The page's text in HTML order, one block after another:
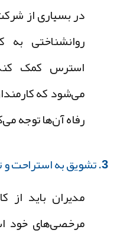
در بسیاری از
روانشناختی به
استرس کمک کند.
می‌شود که
رفاه آن‌ها توجه
مدیران باید از
مرخصی‌های خود